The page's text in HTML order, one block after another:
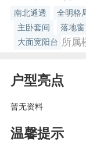
南北通透 全明格
主卧套间
落地窗
大面宽阳台 所属
户型亮点
暂无资料
温馨提示